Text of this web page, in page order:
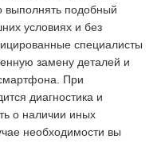
выполнять подобный
условиях и без
специалисты
замену деталей и
При
диагностика и
о наличии иных
необходимости вы